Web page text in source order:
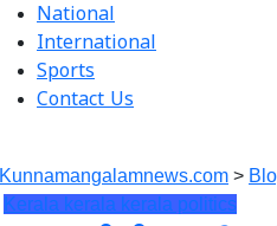
National
International
Sports
Contact Us
Kunnamangalamnews.com >
Kerala kerala kerala politics